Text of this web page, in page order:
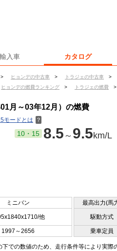
輸入車 カタログ
> ヒョンデの中古車 > トラジェの中古車 >
ヒョンデの燃費ランキング > トラジェの燃費 >
月～03年12月）の燃費
モードとは ？
10・15 8.5 ～ 9.5km/L
ミニバン 最高出力(馬
他 駆動方式
1997～2656 乗車定員
での数値のため、走行条件等により実際